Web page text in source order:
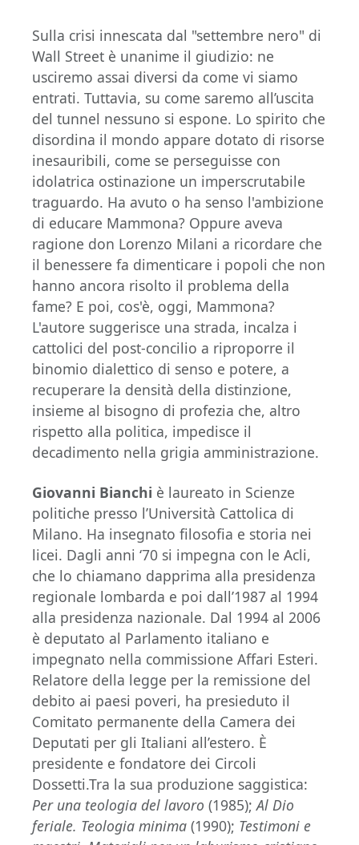
Sulla crisi innescata dal "settembre nero" di
Wall Street è unanime il giudizio: ne
usciremo assai diversi da come vi siamo
entrati. Tuttavia, su come saremo all’uscita
del tunnel nessuno si espone. Lo spirito che
disordina il mondo appare dotato di risorse
inesauribili, come se perseguisse con
idolatrica ostinazione un imperscrutabile
traguardo. Ha avuto o ha senso l'ambizione
di educare Mammona? Oppure aveva
ragione don Lorenzo Milani a ricordare che
il benessere fa dimenticare i popoli che non
hanno ancora risolto il problema della
fame? E poi, cos'è, oggi, Mammona?
L'autore suggerisce una strada, incalza i
cattolici del post-concilio a riproporre il
binomio dialettico di senso e potere, a
recuperare la densità della distinzione,
insieme al bisogno di profezia che, altro
rispetto alla politica, impedisce il
decadimento nella grigia amministrazione.
Giovanni Bianchi è laureato in Scienze
politiche presso l’Università Cattolica di
Milano. Ha insegnato filosofia e storia nei
licei. Dagli anni ‘70 si impegna con le Acli,
che lo chiamano dapprima alla presidenza
regionale lombarda e poi dall’1987 al 1994
alla presidenza nazionale. Dal 1994 al 2006
è deputato al Parlamento italiano e
impegnato nella commissione Affari Esteri.
Relatore della legge per la remissione del
debito ai paesi poveri, ha presieduto il
Comitato permanente della Camera dei
Deputati per gli Italiani all’estero. È
presidente e fondatore dei Circoli
Dossetti.Tra la sua produzione saggistica:
Per una teologia del lavoro (1985);Al Dio
feriale. Teologia minima (1990); Testimoni e